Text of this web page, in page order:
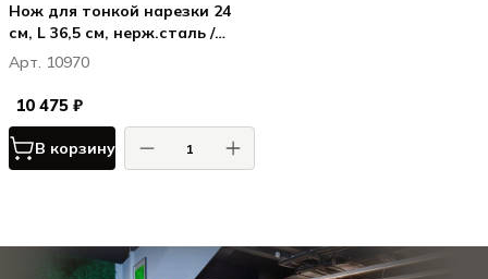
Нож для тонкой нарезки 24
см, L 36,5 см, нерж.сталь /
ПОМ, цвет ручки черный
Арт. 10970
10 475 ₽
В корзину